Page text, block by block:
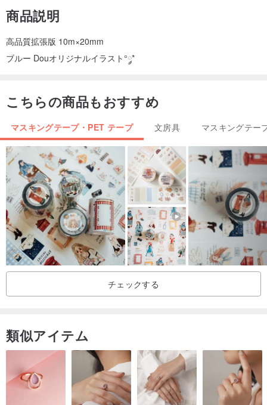
商品説明
高品質拡張版 10m×20mm
ブルー Douオリジナルイラスト°༘*
こちらの商品もおすすめ
マスキングテープ・PET テープ 文房具 マスキングテー
チェックする
類似アイテム